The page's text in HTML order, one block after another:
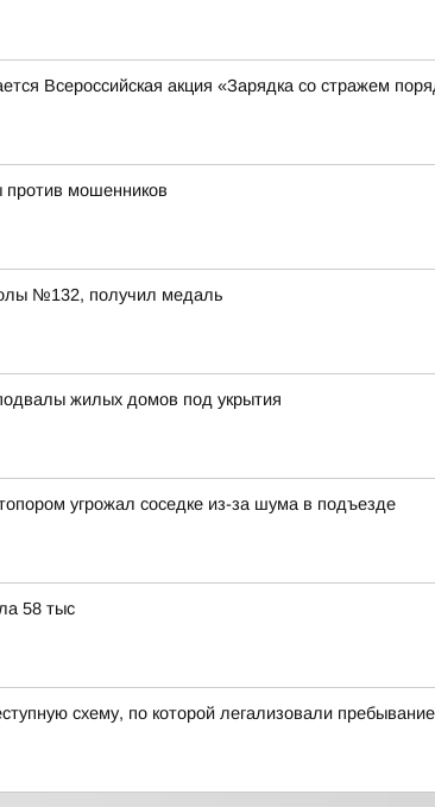
Всероссийская акция «Зарядка со стражем
против мошенников
№132, получил медаль
жилых домов под укрытия
угрожал соседке из-за шума в подъезде
58 тыс
схему, по которой легализовали